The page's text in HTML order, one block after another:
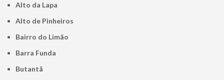
Alto da Lapa
Alto de Pinheiros
Bairro do Limão
Barra Funda
Butantã